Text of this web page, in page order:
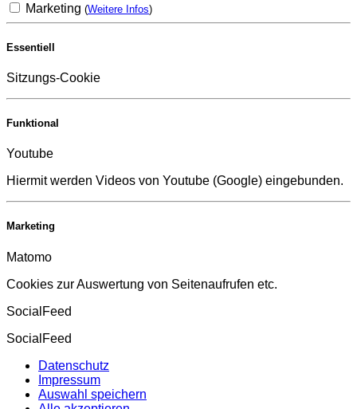
Marketing (Weitere Infos)
Essentiell
Sitzungs-Cookie
Funktional
Youtube
Hiermit werden Videos von Youtube (Google) eingebunden.
Marketing
Matomo
Cookies zur Auswertung von Seitenaufrufen etc.
SocialFeed
SocialFeed
Datenschutz
Impressum
Auswahl speichern